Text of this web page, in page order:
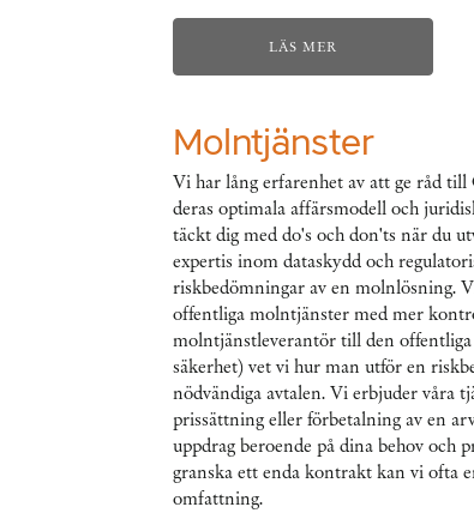
LÄS MER
Molntjänster
Vi har lång erfarenhet av att ge råd
deras optimala affärsmodell och
täckt dig med do's och don'ts när du
expertis inom dataskydd och
riskbedömningar av en molnlösning.
offentliga molntjänster med mer
molntjänstleverantör till den
säkerhet) vet vi hur man utför en
nödvändiga avtalen. Vi erbjuder våra
prissättning eller förbetalning av en
uppdrag beroende på dina behov och
granska ett enda kontrakt kan vi ofta
omfattning.